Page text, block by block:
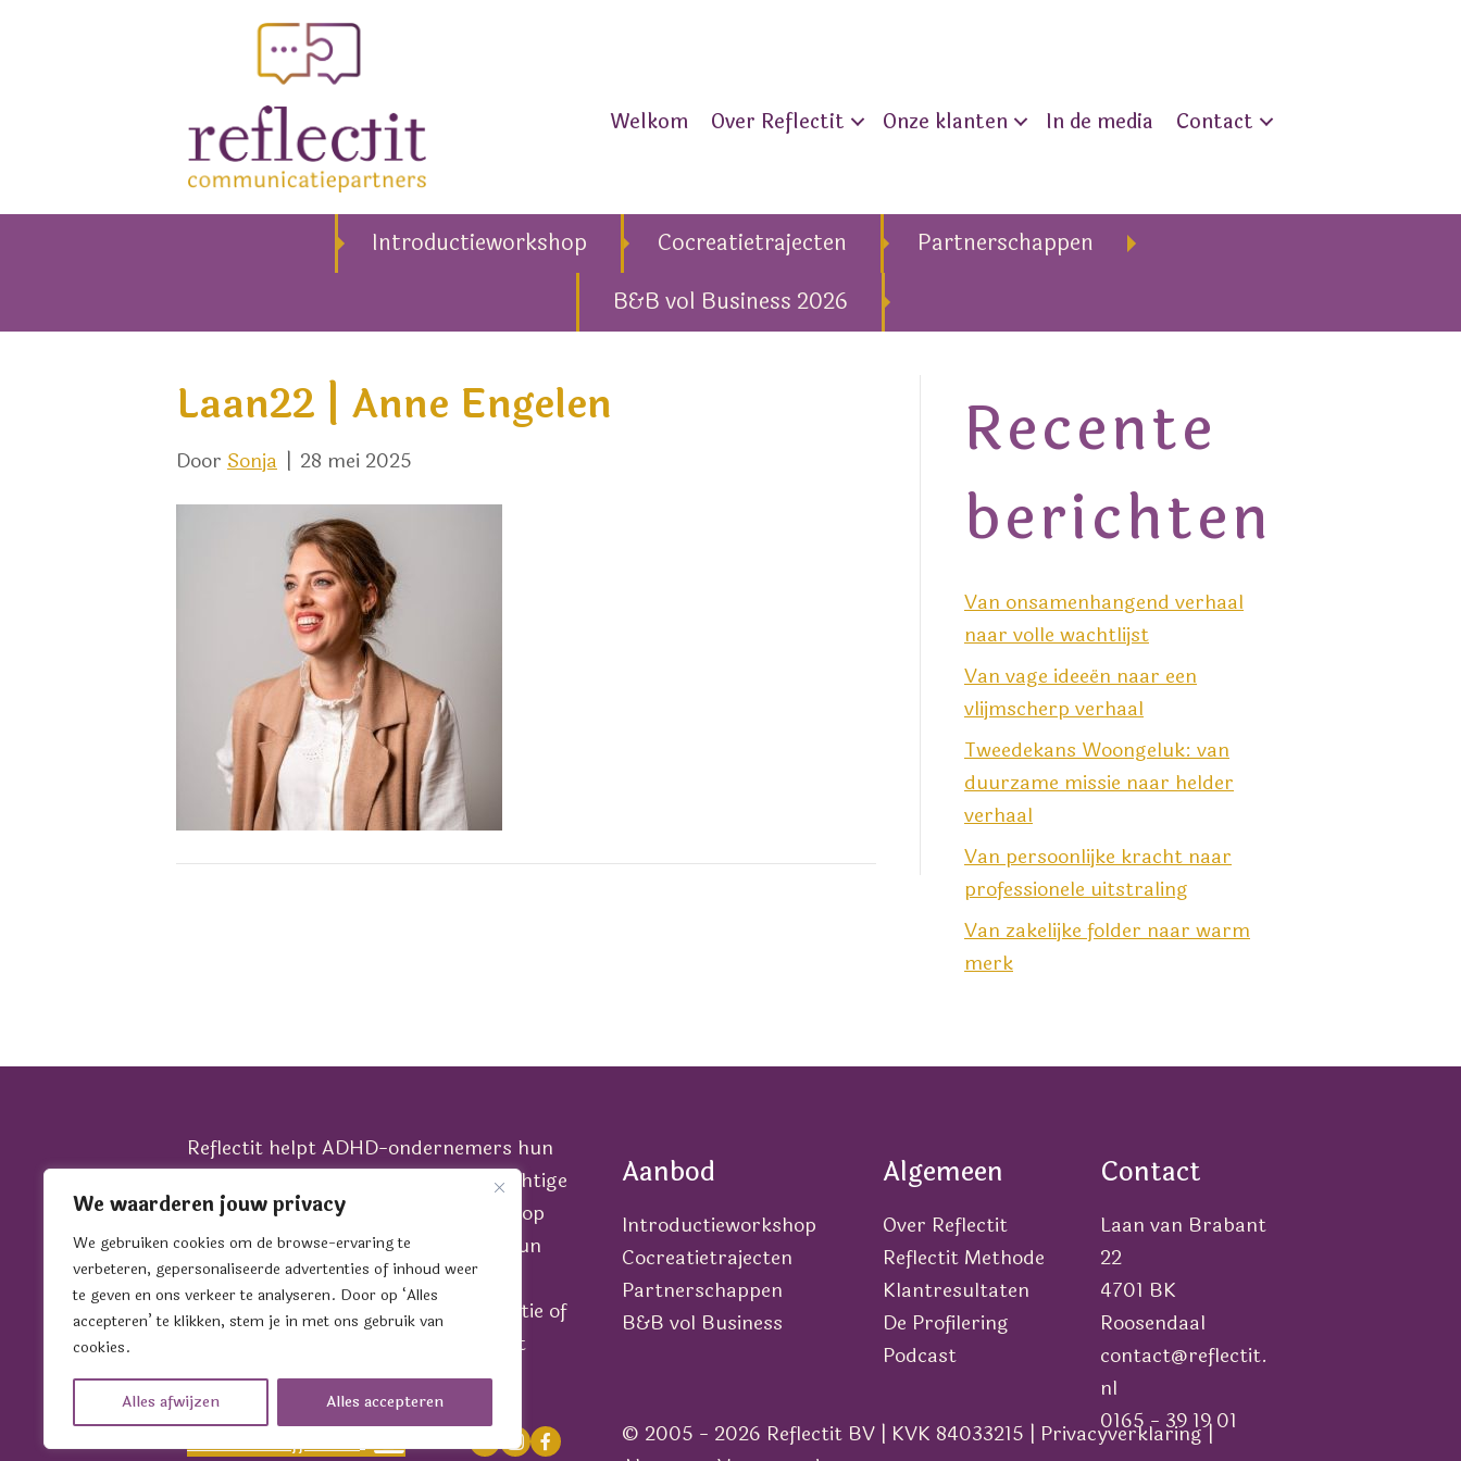
We waarderen jouw privacy
We gebruiken cookies om de browse-ervaring te
verbeteren, gepersonaliseerde advertenties of inhoud weer
te geven en ons verkeer te analyseren. Door op ‘Alles
accepteren’ te klikken, stem je in met ons gebruik van
cookies.
Alles afwijzen Alles accepteren
Welkom Over Reflectit Onze klanten In de media Contact
Introductieworkshop Cocreatietrajecten
Partnerschappen
B&B vol Business 2026
Laan22 | Anne Engelen
Door Sonja | 28 mei 2025
Recente
berichten
Van onsamenhangend verhaal
naar volle wachtlijst
Van vage ideeën naar een
vlijmscherp verhaal
Tweedekans Woongeluk: van
duurzame missie naar helder
verhaal
Van persoonlijke kracht naar
professionele uitstraling
Van zakelijke folder naar warm
merk
Reflectit helpt ADHD-ondernemers hun
unieke verhaal te vertalen naar krachtige
communicatie en een zichtbare plek op
het juiste podium, in alle fases van hun
bedrijf.
Wil je sparren over jouw communicatie of
groei? Plan dan een koffiedate in met
Sonja.
Plan een koffiedate
Aanbod
Introductieworkshop
Cocreatietrajecten
Partnerschappen
B&B vol Business
Algemeen
Over Reflectit
Reflectit Methode
Klantresultaten
De Profilering
Podcast
Contact
Laan van Brabant
22
4701 BK
Roosendaal
contact@reflectit.
nl
0165 - 39 19 01
© 2005 - 2026 Reflectit BV | KVK 84033215 | Privacyverklaring|